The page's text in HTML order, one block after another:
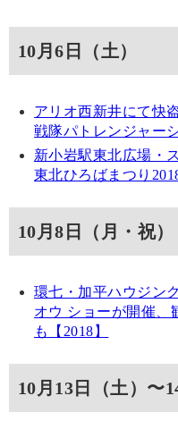
10月6日（土）
アリオ西新井にて快
戦隊パトレンジャー
新小岩駅東北広場・
東北ひろばまつり
10月8日（月・祝）
環七・加平ハウジン
オウ ショーが開催、
も【2018】
10月13日（土）〜